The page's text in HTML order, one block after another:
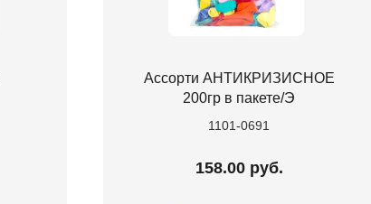
Ассорти АНТИКРИЗИСНОЕ
200гр в пакете/Э
1101-0691
158.00 руб.